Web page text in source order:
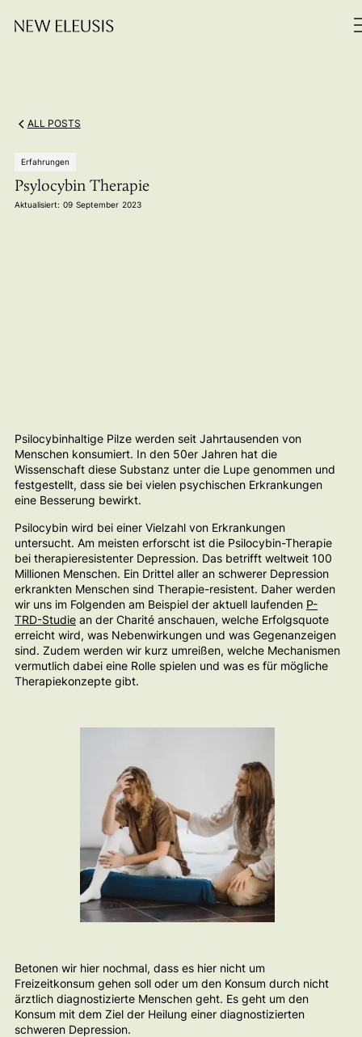
ALL POSTS
Erfahrungen
Psylocybin Therapie
Aktualisiert: 09 September 2023
Psilocybinhaltige Pilze werden seit Jahrtausenden von
Menschen konsumiert. In den 50er Jahren hat die
Wissenschaft diese Substanz unter die Lupe genommen und
festgestellt, dass sie bei vielen psychischen Erkrankungen
eine Besserung bewirkt.
Psilocybin wird bei einer Vielzahl von Erkrankungen
untersucht. Am meisten erforscht ist die Psilocybin-Therapie
bei therapieresistenter Depression. Das betrifft weltweit 100
Millionen Menschen. Ein Drittel aller an schwerer Depression
erkrankten Menschen sind Therapie-resistent. Daher werden
wir uns im Folgenden am Beispiel der aktuell laufenden P-
TRD-Studiean der Charité anschauen, welche Erfolgsquote
erreicht wird, was Nebenwirkungen und was Gegenanzeigen
sind. Zudem werden wir kurz umreißen, welche Mechanismen
vermutlich dabei eine Rolle spielen und was es für mögliche
Therapiekonzepte gibt.
Betonen wir hier nochmal, dass es hier nicht um
Freizeitkonsum gehen soll oder um den Konsum durch nicht
ärztlich diagnostizierte Menschen geht. Es geht um den
Konsum mit dem Ziel der Heilung einer diagnostizierten
schweren Depression.